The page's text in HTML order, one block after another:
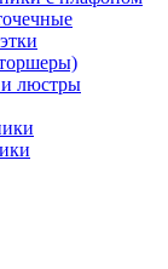
люстры